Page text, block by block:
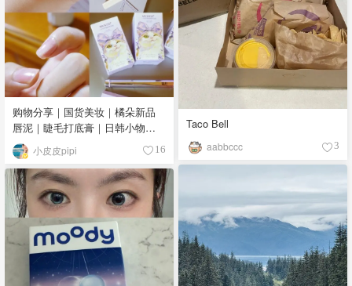
购物分享｜国货美妆｜橘朵新品
唇泥｜睫毛打底膏｜日韩小物｜
眼线笔｜美甲DIY💅
小皮皮pipi 16
Taco Bell
aabbccc 3